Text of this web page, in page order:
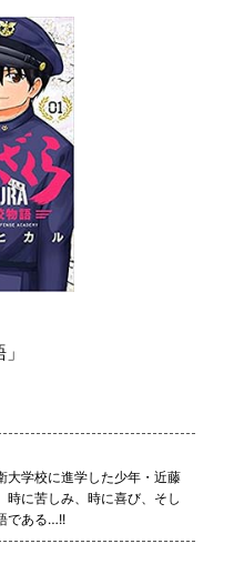
大学校に進学した少年・近藤
時に苦しみ、時に喜び、そし
である…!!